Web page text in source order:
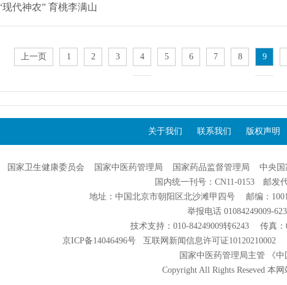
代神农” 育桃李满山
上一页 1 2 3 4 5 6 7 8 9
关于我们 联系我们 版权声明
国家卫生健康委员会 国家中医药管理局 国家药品监督管理局 中央国
国内统一刊号：CN11-0153 邮发
地址：中国北京市朝阳区北沙滩甲四号 邮编：
举报电话 01084249009-
技术支持：010-84249009转6243 传真：
京ICP备14046496号
互联网新闻信息许可证10120210002文
国家中医药管理局主管 《
Copyright All Rights Reseved 本